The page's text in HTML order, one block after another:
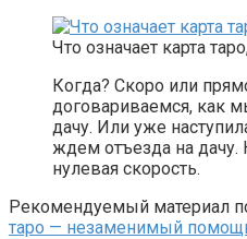
Что означает карта
Когда? Скоро или
договариваемся, как
дачу. Или уже
ждем отъезда на дачу.
нулевая скорость.
Рекомендуемый материал
таро — незаменимый